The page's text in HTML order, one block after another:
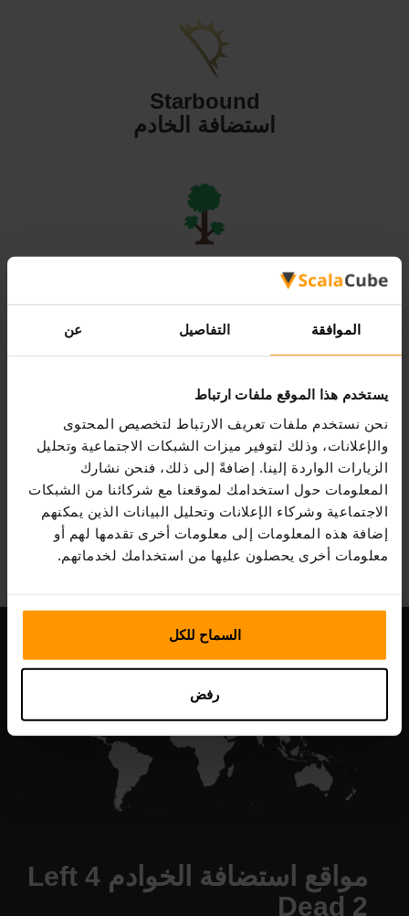
الموافقة التفاصيل عن
يستخدم هذا الموقع ملفات ارتباط
نحن نستخدم ملفات تعريف الارتباط لتخصيص المحتوى
والإعلانات، وذلك لتوفير ميزات الشبكات الاجتماعية وتحليل
الزيارات الواردة إلينا. إضافةً إلى ذلك، فنحن نشارك
المعلومات حول استخدامك لموقعنا مع شركائنا من الشبكات
الاجتماعية وشركاء الإعلانات وتحليل البيانات الذين يمكنهم
إضافة هذه المعلومات إلى معلومات أخرى تقدمها لهم أو
معلومات أخرى يحصلون عليها من استخدامك لخدماتهم.
السماح للكل
رفض
Starbound
استضافة الخادم
Valheim
استضافة الخادم
All Games
مواقع استضافة الخوادم Left 4
Dead 2